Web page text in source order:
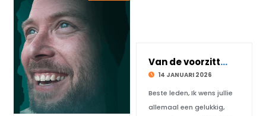
Van de voorzitter voor het nieuwe jaar
14 JANUARI 2026
Beste leden, Ik wens jullie
allemaal een gelukkig,